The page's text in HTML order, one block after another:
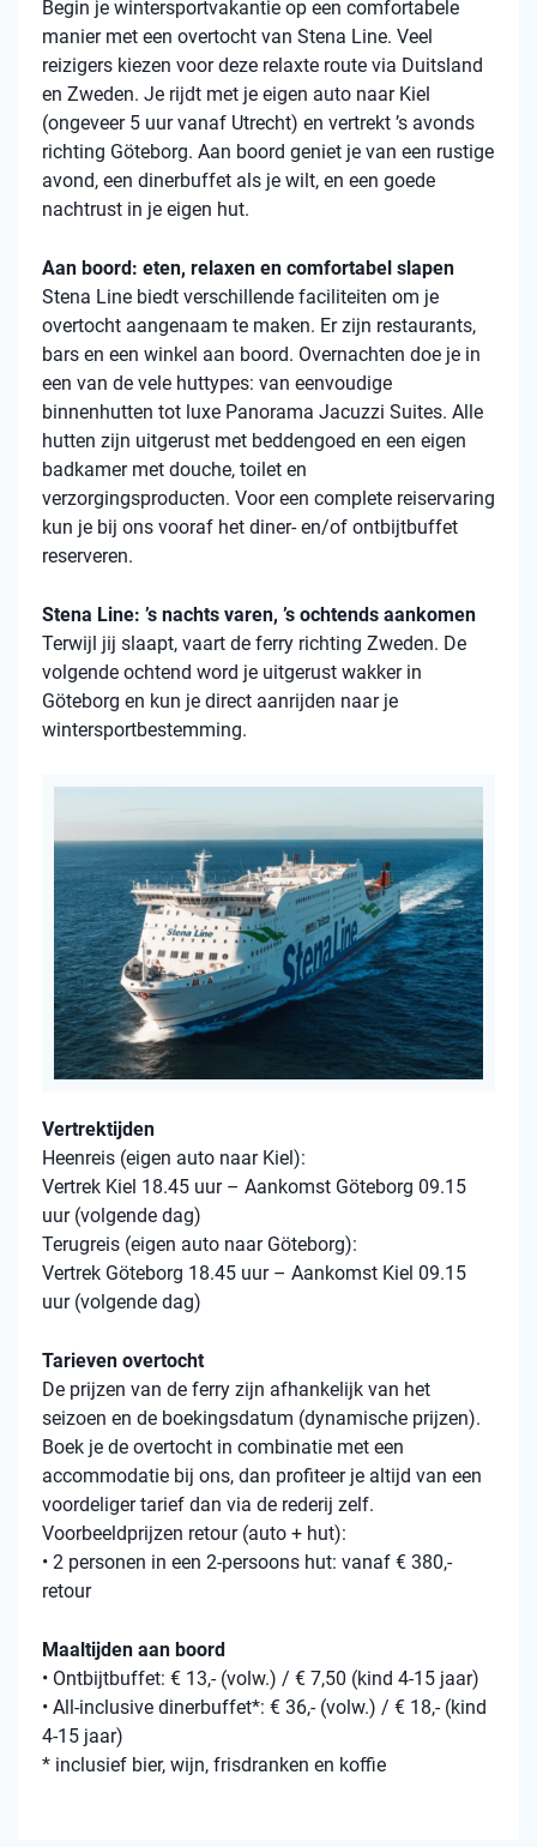
Begin je wintersportvakantie op een comfortabele
manier met een overtocht van Stena Line. Veel
reizigers kiezen voor deze relaxte route via Duitsland
en Zweden. Je rijdt met je eigen auto naar Kiel
(ongeveer 5 uur vanaf Utrecht) en vertrekt ’s avonds
richting Göteborg. Aan boord geniet je van een rustige
avond, een dinerbuffet als je wilt, en een goede
nachtrust in je eigen hut.
Aan boord: eten, relaxen en comfortabel slapen
Stena Line biedt verschillende faciliteiten om je
overtocht aangenaam te maken. Er zijn restaurants,
bars en een winkel aan boord. Overnachten doe je in
een van de vele huttypes: van eenvoudige
binnenhutten tot luxe Panorama Jacuzzi Suites. Alle
hutten zijn uitgerust met beddengoed en een eigen
badkamer met douche, toilet en
verzorgingsproducten. Voor een complete reiservaring
kun je bij ons vooraf het diner- en/of ontbijtbuffet
reserveren.
Stena Line: ’s nachts varen, ’s ochtends aankomen
Terwijl jij slaapt, vaart de ferry richting Zweden. De
volgende ochtend word je uitgerust wakker in
Göteborg en kun je direct aanrijden naar je
wintersportbestemming.
Vertrektijden
Heenreis (eigen auto naar Kiel):
Vertrek Kiel 18.45 uur – Aankomst Göteborg 09.15
uur (volgende dag)
Terugreis (eigen auto naar Göteborg):
Vertrek Göteborg 18.45 uur – Aankomst Kiel 09.15
uur (volgende dag)
Tarieven overtocht
De prijzen van de ferry zijn afhankelijk van het
seizoen en de boekingsdatum (dynamische prijzen).
Boek je de overtocht in combinatie met een
accommodatie bij ons, dan profiteer je altijd van een
voordeliger tarief dan via de rederij zelf.
Voorbeeldprijzen retour (auto + hut):
• 2 personen in een 2-persoons hut: vanaf € 380,-
retour
Maaltijden aan boord
• Ontbijtbuffet: € 13,- (volw.) / € 7,50 (kind 4-15 jaar)
• All-inclusive dinerbuffet*: € 36,- (volw.) / € 18,- (kind
4-15 jaar)
* inclusief bier, wijn, frisdranken en koffie